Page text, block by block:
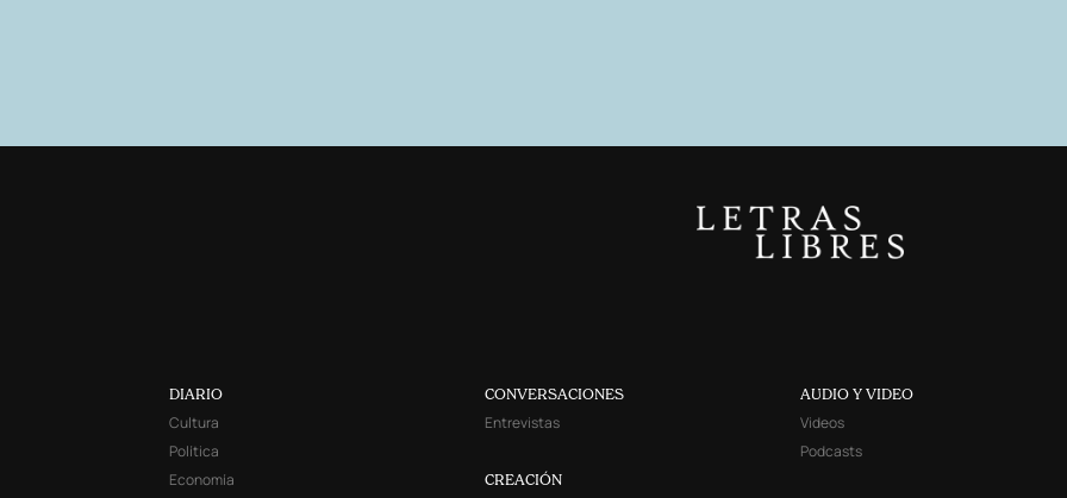
DIARIO
Cultura
Política
Economía
CONVERSACIONES
Entrevistas
CREACIÓN
AUDIO Y VIDEO
Videos
Podcasts